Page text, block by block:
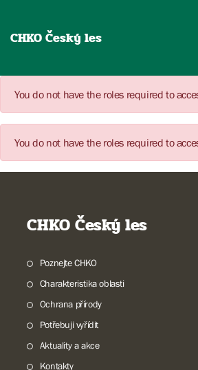
CHKO Český les
You do not have the roles required to
You do not have the roles required to
CHKO Český les
Poznejte CHKO
Charakteristika oblasti
Ochrana přírody
Potřebuji vyřídit
Aktuality a akce
Kontakty